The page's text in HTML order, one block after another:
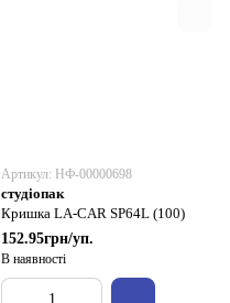
Артикул: НФ-00000698
студіопак
Кришка LA-CAR SP64L (100)
152.95грн/уп.
В наявності